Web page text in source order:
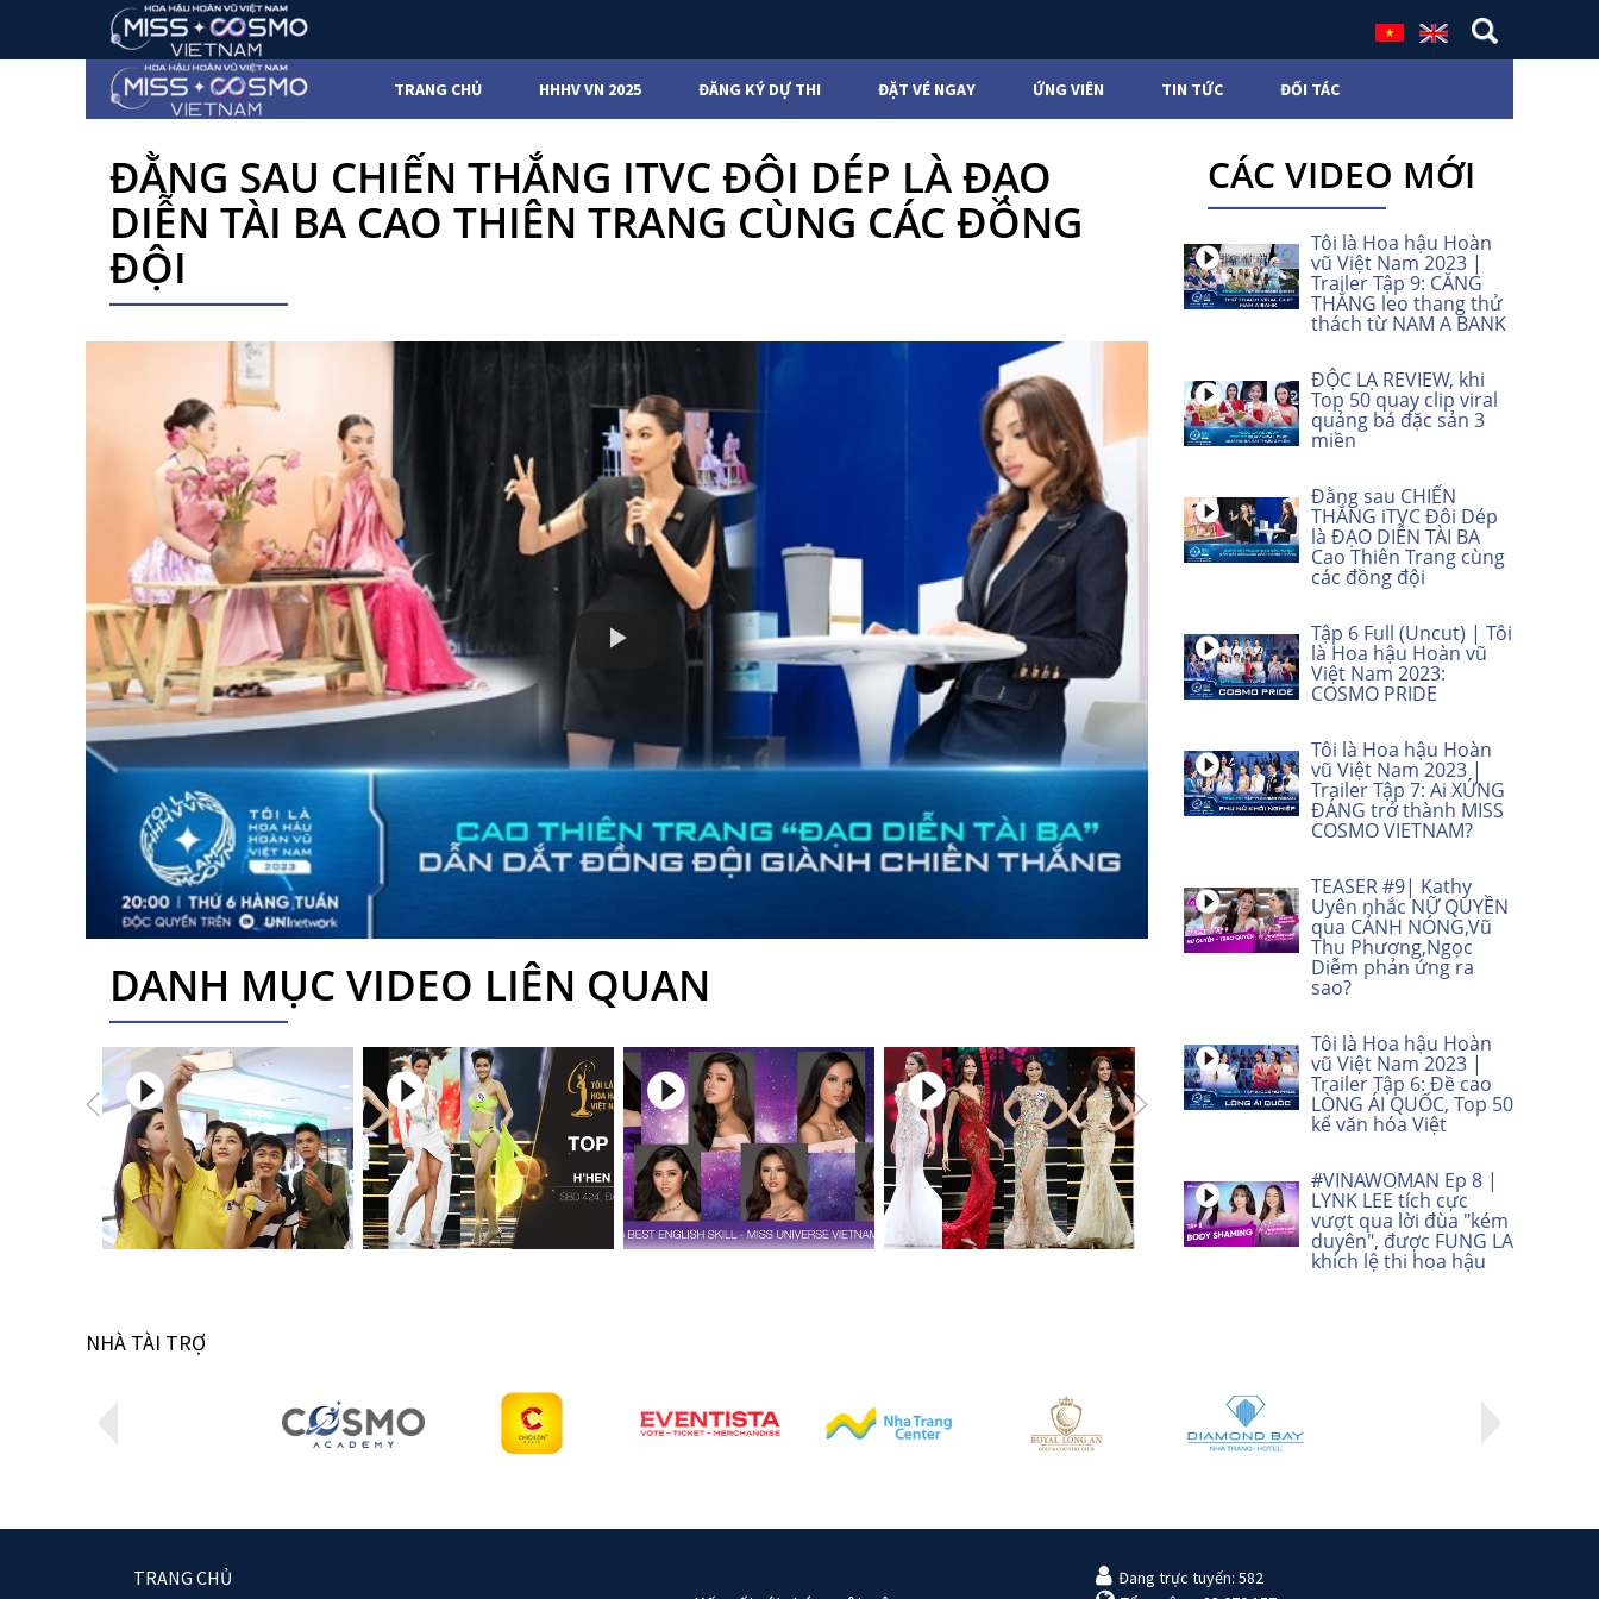
TRANG CHỦ HHHV VN 2025 ĐĂNG KÝ DỰ THI ĐẶT VÉ NGAY ỨNG VIÊN TIN TỨC ĐỐI TÁC
ĐẰNG SAU CHIẾN THẮNG ITVC ĐÔI DÉP LÀ ĐẠO
DIỄN TÀI BA CAO THIÊN TRANG CÙNG CÁC ĐỒNG
ĐỘI
DANH MỤC VIDEO LIÊN QUAN
CÁC VIDEO MỚI
Tôi là Hoa hậu Hoàn
vũ Việt Nam 2023 |
Trailer Tập 9: CĂNG
THẲNG leo thang thử
thách từ NAM A BANK
ĐỘC LẠ REVIEW, khi
Top 50 quay clip viral
quảng bá đặc sản 3
miền
Đằng sau CHIẾN
THẮNG iTVC Đôi Dép
là ĐẠO DIỄN TÀI BA
Cao Thiên Trang cùng
các đồng đội
Tập 6 Full (Uncut) | Tôi
là Hoa hậu Hoàn vũ
Việt Nam 2023:
COSMO PRIDE
Tôi là Hoa hậu Hoàn
vũ Việt Nam 2023 |
Trailer Tập 7: Ai XỨNG
ĐÁNG trở thành MISS
COSMO VIETNAM?
TEASER #9| Kathy
Uyên nhắc NỮ QUYỀN
qua CẢNH NÓNG,Vũ
Thu Phương,Ngọc
Diễm phản ứng ra
sao?
Tôi là Hoa hậu Hoàn
vũ Việt Nam 2023 |
Trailer Tập 6: Đề cao
LÒNG ÁI QUỐC, Top 50
kể văn hóa Việt
#VINAWOMAN Ep 8 |
LYNK LEE tích cực
vượt qua lời đùa "kém
duyên", được FUNG LA
khích lệ thi hoa hậu
NHÀ TÀI TRỢ
TRANG CHỦ
Đang trực tuyến: 582